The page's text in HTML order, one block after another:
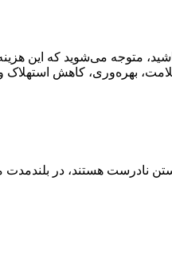
متوجه می‌شوید که این
بهره‌وری، کاهش
نادرست هستند، در بلندمدت